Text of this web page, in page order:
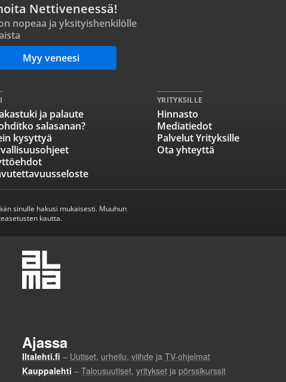
Nettiveneessä!
nopeaa ja yksityishenkilölle
Myy veneesi
ja palaute
salasanan?
kysyttyä
YRITYKSILLE
Hinnasto
Mediatiedot
Palvelut Yrityksille
Ota yhteyttä
sinulle hakusi mukaisesti. Muuhun
kautta.